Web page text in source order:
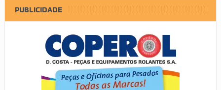
PUBLICIDADE